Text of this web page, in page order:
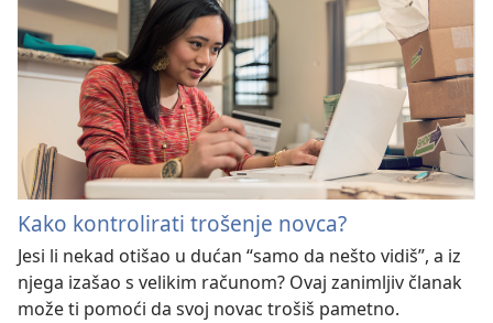
Kako kontrolirati trošenje novca?
Jesi li nekad otišao u dućan “samo da nešto vidiš”, a iz
njega izašao s velikim računom? Ovaj zanimljiv članak
može ti pomoći da svoj novac trošiš pametno.